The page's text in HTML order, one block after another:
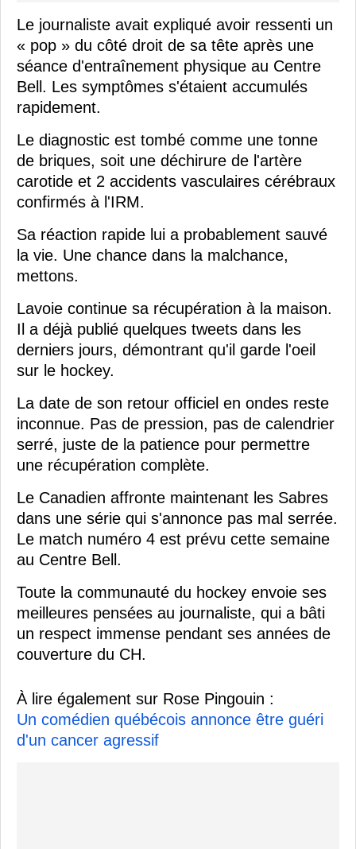
Le journaliste avait expliqué avoir ressenti un
« pop » du côté droit de sa tête après une
séance d'entraînement physique au Centre
Bell. Les symptômes s'étaient accumulés
rapidement.
Le diagnostic est tombé comme une tonne
de briques, soit une déchirure de l'artère
carotide et 2 accidents vasculaires cérébraux
confirmés à l'IRM.
Sa réaction rapide lui a probablement sauvé
la vie. Une chance dans la malchance,
mettons.
Lavoie continue sa récupération à la maison.
Il a déjà publié quelques tweets dans les
derniers jours, démontrant qu'il garde l'oeil
sur le hockey.
La date de son retour officiel en ondes reste
inconnue. Pas de pression, pas de calendrier
serré, juste de la patience pour permettre
une récupération complète.
Le Canadien affronte maintenant les Sabres
dans une série qui s'annonce pas mal serrée.
Le match numéro 4 est prévu cette semaine
au Centre Bell.
Toute la communauté du hockey envoie ses
meilleures pensées au journaliste, qui a bâti
un respect immense pendant ses années de
couverture du CH.
À lire également sur Rose Pingouin :
Un comédien québécois annonce être guéri
d'un cancer agressif